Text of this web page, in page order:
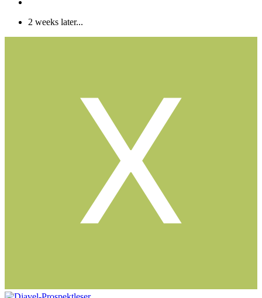
2 weeks later...